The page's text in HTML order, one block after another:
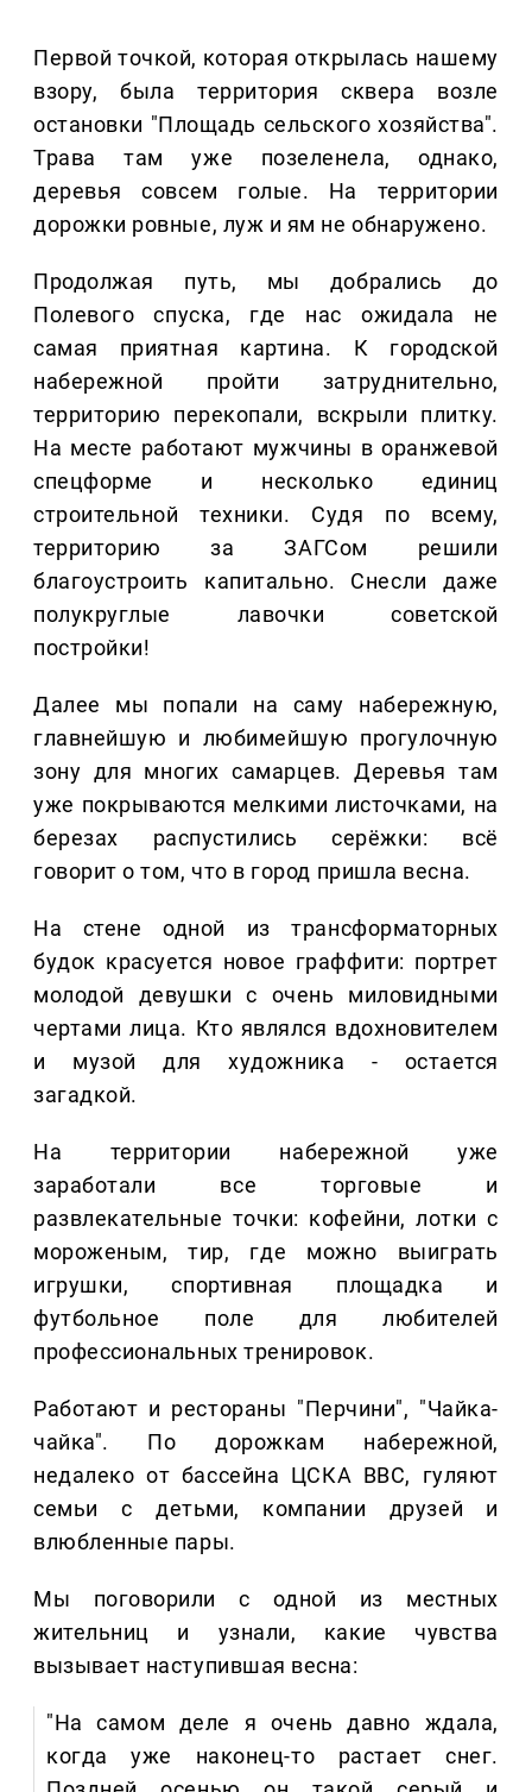
Первой точкой, которая открылась нашему
взору, была территория сквера возле
остановки "Площадь сельского хозяйства".
Трава там уже позеленела, однако,
деревья совсем голые. На территории
дорожки ровные, луж и ям не обнаружено.
Продолжая путь, мы добрались до
Полевого спуска, где нас ожидала не
самая приятная картина. К городской
набережной пройти затруднительно,
территорию перекопали, вскрыли плитку.
На месте работают мужчины в оранжевой
спецформе и несколько единиц
строительной техники. Судя по всему,
территорию за ЗАГСом решили
благоустроить капитально. Снесли даже
полукруглые лавочки советской
постройки!
Далее мы попали на саму набережную,
главнейшую и любимейшую прогулочную
зону для многих самарцев. Деревья там
уже покрываются мелкими листочками, на
березах распустились серёжки: всё
говорит о том, что в город пришла весна.
На стене одной из трансформаторных
будок красуется новое граффити: портрет
молодой девушки с очень миловидными
чертами лица. Кто являлся вдохновителем
и музой для художника - остается
загадкой.
На территории набережной уже
заработали все торговые и
развлекательные точки: кофейни, лотки с
мороженым, тир, где можно выиграть
игрушки, спортивная площадка и
футбольное поле для любителей
профессиональных тренировок.
Работают и рестораны "Перчини", "Чайка-
чайка". По дорожкам набережной,
недалеко от бассейна ЦСКА ВВС, гуляют
семьи с детьми, компании друзей и
влюбленные пары.
Мы поговорили с одной из местных
жительниц и узнали, какие чувства
вызывает наступившая весна:
"На самом деле я очень давно ждала,
когда уже наконец-то растает снег.